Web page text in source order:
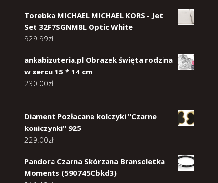
Torebka MICHAEL MICHAEL KORS - Jet
Set 32F7SGNM8L Optic White
929.99zł
ankabizuteria.pl Obrazek święta rodzina
w sercu 15 * 14 cm
230.00zł
Diament Pozłacane kolczyki "Czarne
koniczynki" 925
229.00zł
Pandora Czarna Skórzana Bransoletka
Moments (590745Cbkd3)